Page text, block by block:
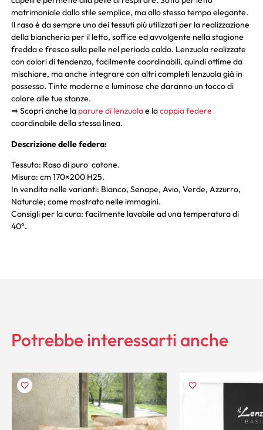
matrimoniale dallo stile semplice, ma allo stesso tempo elegante.
Il raso è da sempre uno dei tessuti più utilizzati per la realizzazione
della biancheria per il letto, soffice ed avvolgente nella stagione
fredda e fresco sulla pelle nel periodo caldo. Lenzuola realizzate
con colori di tendenza, facilmente coordinabili, quindi ottime da
mischiare, ma anche integrare con altri completi lenzuola già in
possesso. Tinte moderne e luminose che daranno un tocco di
colore alle tue stanze.
⇒ Scopri anche la parure di lenzuolae lacoppia federe
coordinabile della stessa linea.
Descrizione delle federa:
Tessuto: Raso di puro cotone.
Misura: cm 170×200 H25.
In vendita nelle varianti: Bianco, Senape, Avio, Verde, Azzurro,
Naturale; come mostrato nelle immagini.
Consigli per la cura: facilmente lavabile ad una temperatura di
40°.
Potrebbe interessarti anche